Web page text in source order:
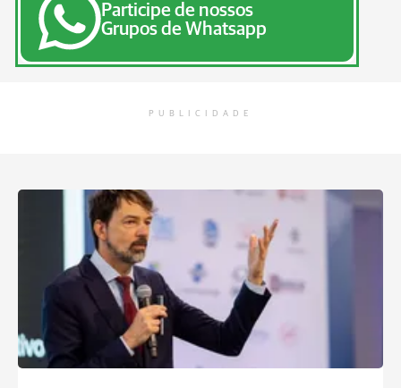
Participe de nossos
Grupos de Whatsapp
PUBLICIDADE